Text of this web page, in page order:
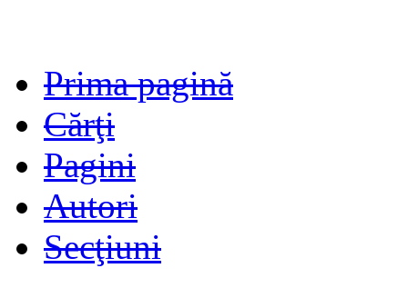
Prima pagină
Cărţi
Pagini
Autori
Secţiuni